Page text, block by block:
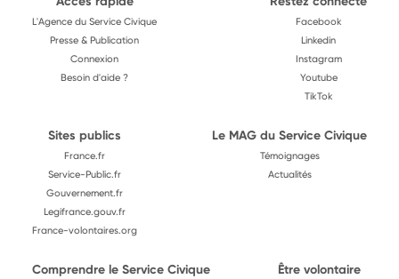
L'Agence du Service Civique
Presse & Publication
Connexion
Besoin d'aide ?
Facebook
Linkedin
Instagram
Youtube
TikTok
Sites publics
France.fr
Service-Public.fr
Gouvernement.fr
Legifrance.gouv.fr
France-volontaires.org
Le MAG du Service Civique
Témoignages
Actualités
Comprendre le Service Civique Être volontaire